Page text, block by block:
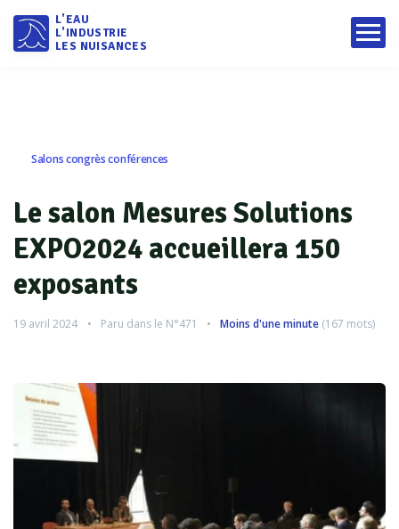
L'EAU
L'INDUSTRIE
LES NUISANCES
Salons congrès conférences
Le salon Mesures Solutions
EXPO2024 accueillera 150
exposants
19 avril 2024 Paru dans le N°471 Moins d'une minute (167 mots)